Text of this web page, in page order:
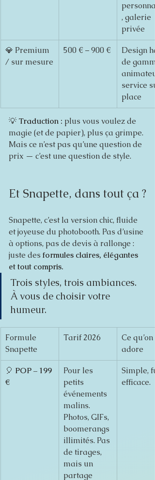
, galerie
privée
💎 Premium
/ sur mesure
500 € – 900 €
Design
de
service
place
💡 Traduction : plus vous voulez de
magie (et de papier), plus ça grimpe.
Mais ce n’est pas qu’une question de
prix — c’est une question de style.
Et Snapette, dans tout ça ?
Snapette, c’est la version chic, fluide
et joyeuse du photobooth. Pas d’usine
à options, pas de devis à rallonge :
juste des formules claires, élégantes
et tout compris.
Trois styles, trois ambiances.
À vous de choisir votre
humeur.
Formule
Snapette
Tarif 2026
Ce qu’on
adore
🎈 POP – 199
€
Pour les
petits
événements
malins.
Photos, GIFs,
boomerangs
illimités. Pas
de tirages,
mais un
partage
Simple,
efficace.